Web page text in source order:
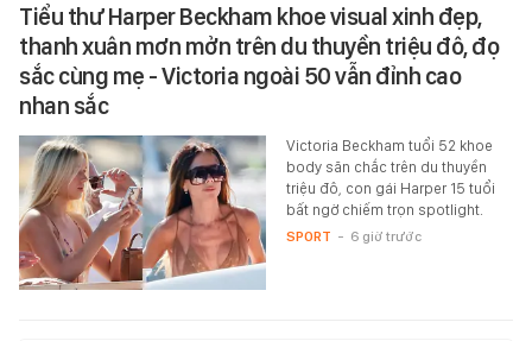
Tiểu thư Harper Beckham khoe visual xinh đẹp,
thanh xuân mơn mởn trên du thuyền triệu đô, đọ
sắc cùng mẹ - Victoria ngoài 50 vẫn đỉnh cao
nhan sắc
Victoria Beckham tuổi 52 khoe
body săn chắc trên du thuyền
triệu đô, con gái Harper 15 tuổi
bất ngờ chiếm trọn spotlight.
SPORT - 6 giờ trước